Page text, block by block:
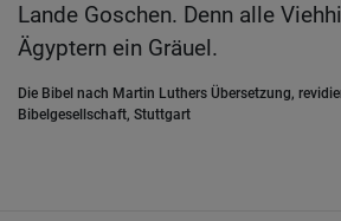
Lande Goschen. Denn alle
Ägyptern ein Gräuel.
Die Bibel nach Martin Luthers Übersetzung,
Bibelgesellschaft, Stuttgart